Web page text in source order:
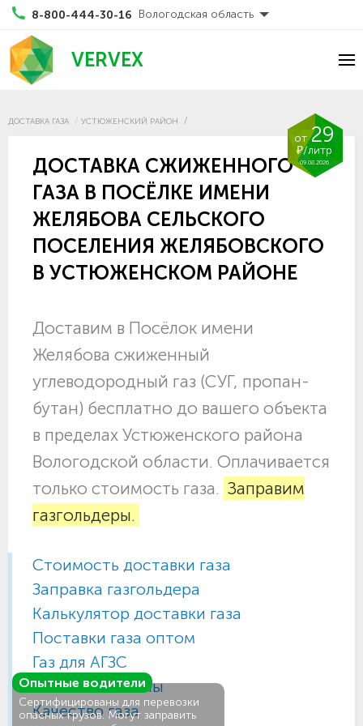
8-800-444-30-16 Вологодская область
VERVEX
ДОСТАВКА ГАЗА УСТЮЖЕНСКИЙ РАЙОН
от29
₽/литр
09.08.2026
ДОСТАВКА СЖИЖЕННОГО
ГАЗА В ПОСЁЛКЕ ИМЕНИ
ЖЕЛЯБОВА СЕЛЬСКОГО
ПОСЕЛЕНИЯ ЖЕЛЯБОВСКОГО
В УСТЮЖЕНСКОМ РАЙОНЕ
Доставим в Посёлок имени
Желябова сжиженный
углеводородный газ (СУГ, пропан-
бутан) бесплатно до вашего объекта
в пределах Устюженского района
Вологодской области. Оплачивается
только стоимость газа. Заправим
газгольдеры.
Стоимость доставки газа
Заправка газгольдера
Калькулятор доставки газа
Поставки газа оптом
Газ для АГЗС
Газовые баллоны
Качество газа
Опытные водители
Сертифицированы для перевозки
опасных грузов. Могут заправить